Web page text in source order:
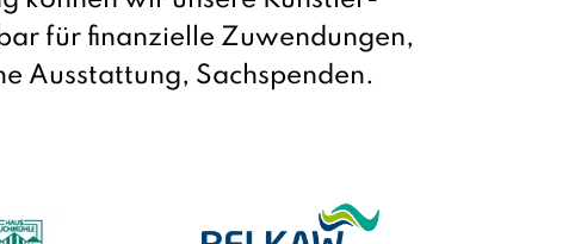
für finanzielle Zuwendungen,
Ausstattung, Sachspenden.